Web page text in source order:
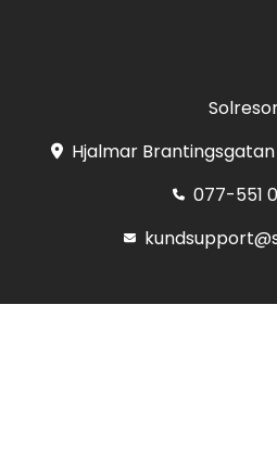
Hjalmar Brantingsgatan
077-551